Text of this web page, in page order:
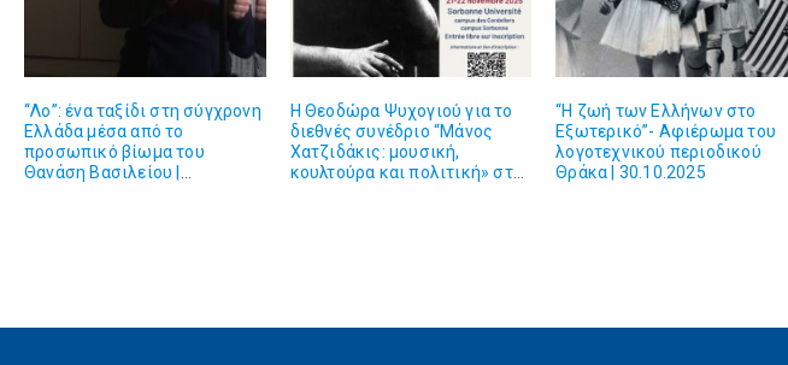
“Λο”: ένα ταξίδι στη σύγχρονη
Ελλάδα μέσα από το
προσωπικό βίωμα του
Θανάση Βασιλείου |
Η Θεοδώρα Ψυχογιού για το
διεθνές συνέδριο “Μάνος
Χατζιδάκις: μουσική,
κουλτούρα και πολιτική» στη
“Η ζωή των Ελλήνων στο
Εξωτερικό”- Αφιέρωμα του
λογοτεχνικού περιοδικού
Θράκα | 30.10.2025